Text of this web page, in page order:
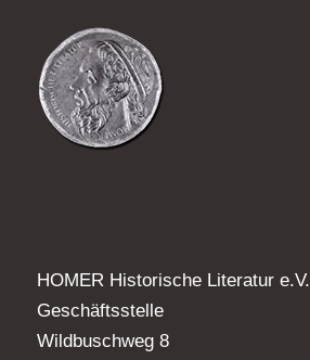
HOMER Historische Literatur e.V.
Geschäftsstelle
Wildbuschweg 8